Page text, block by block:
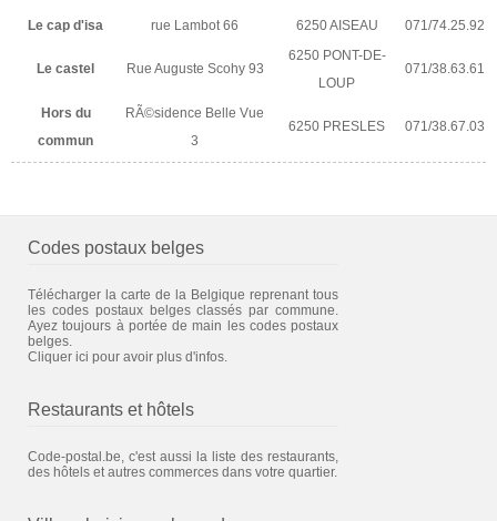
Le cap d'isa rue Lambot 66 6250 AISEAU 071/74.25.92
Le castel Rue Auguste Scohy 93
6250 PONT-DE-
LOUP
071/38.63.61
Hors du
commun
RÃ©sidence Belle Vue
3
6250 PRESLES 071/38.67.03
Codes postaux belges
Télécharger la carte de la Belgique reprenant tous
les codes postaux belges classés par commune.
Ayez toujours à portée de main les codes postaux
belges.
Cliquer ici pour avoir plus d'infos.
Restaurants et hôtels
Code-postal.be, c'est aussi la liste des restaurants,
des hôtels et autres commerces dans votre quartier.